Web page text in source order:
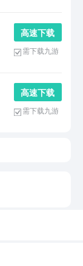
高 速 下 载
需下载九游
高 速 下 载
需下载九游